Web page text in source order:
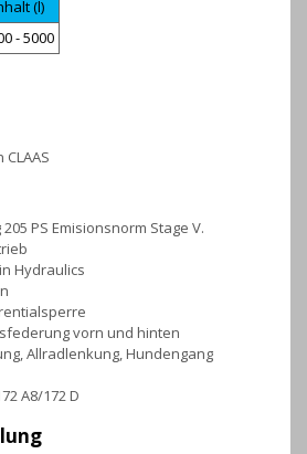
(l)
- 5000
PS Emisionsnorm Stage V.
Hydraulics
vorn und hinten
Allradlenkung, Hundengang
A8/172 D